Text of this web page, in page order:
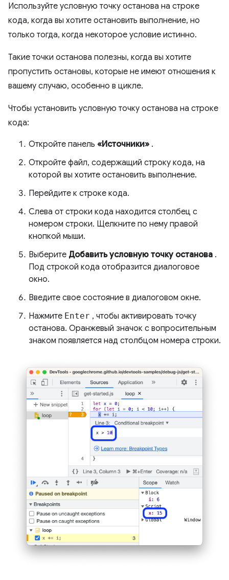
Используйте условную точку останова на строке
кода, когда вы хотите остановить выполнение, но
только тогда, когда некоторое условие истинно.
Такие точки останова полезны, когда вы хотите
пропустить остановы, которые не имеют отношения к
вашему случаю, особенно в цикле.
Чтобы установить условную точку останова на строке
кода:
Откройте панель «Источники» .
Откройте файл, содержащий строку кода, на
которой вы хотите остановить выполнение.
Перейдите к строке кода.
Слева от строки кода находится столбец с
номером строки. Щелкните по нему правой
кнопкой мыши.
Выберите Добавить условную точку останова .
Под строкой кода отобразится диалоговое
окно.
Введите свое состояние в диалоговом окне.
Нажмите Enter , чтобы активировать точку
останова. Оранжевый значок с вопросительным
знаком появляется над столбцом номера строки.